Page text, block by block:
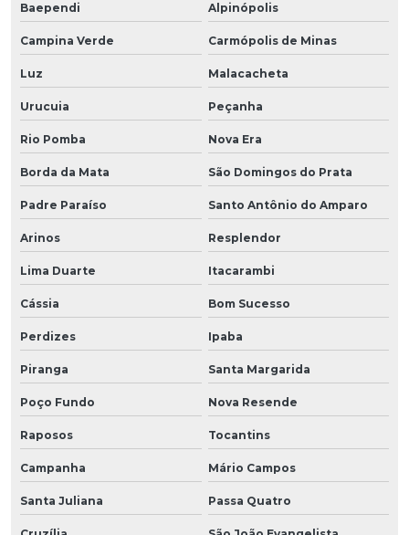
Baependi Alpinópolis
Campina Verde Carmópolis de Minas
Luz Malacacheta
Urucuia Peçanha
Rio Pomba Nova Era
Borda da Mata São Domingos do Prata
Padre Paraíso Santo Antônio do Amparo
Arinos Resplendor
Lima Duarte Itacarambi
Cássia Bom Sucesso
Perdizes Ipaba
Piranga Santa Margarida
Poço Fundo Nova Resende
Raposos Tocantins
Campanha Mário Campos
Santa Juliana Passa Quatro